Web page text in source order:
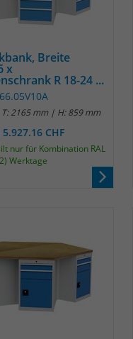
Breite
x
R 18-24 ...
2165 mm | H: 859 mm
CHF
nur für Kombination RAL
Werktage
Name
Anbieter
Laufzeit 13
Das
den
Die